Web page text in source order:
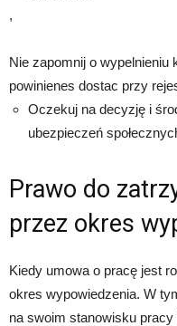
,
Nie zapomnij o wypelnieniu
powinienes dostac przy
Oczekuj na decyzję i
ubezpieczeń
Prawo do
przez okres
Kiedy umowa o pracę jest
okres wypowiedzenia. W
na swoim stanowisku